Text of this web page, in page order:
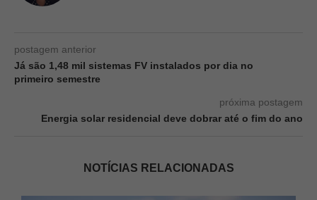
postagem anterior
Já são 1,48 mil sistemas FV instalados por dia no
primeiro semestre
próxima postagem
Energia solar residencial deve dobrar até o fim do ano
NOTÍCIAS RELACIONADAS